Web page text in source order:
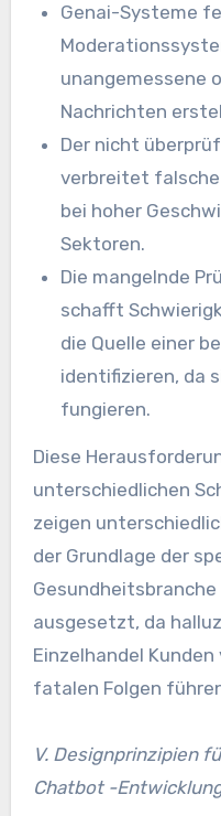
Genai-Systeme
unangemessene
Nachrichten
Der nicht
verbreitet
bei hoher
Sektoren.
Die mangelnde
schafft
die Quelle einer
identifizieren, da
fungieren.
Diese
unterschiedlichen
zeigen
der Grundlage der
ausgesetzt, da
Einzelhandel
fatalen Folgen
V. Designprinzipien
Chatbot -